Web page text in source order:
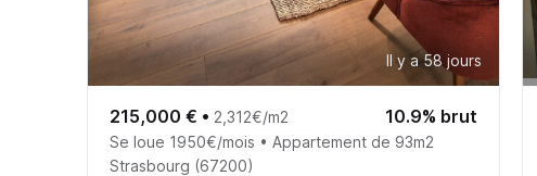
Il y a 58 jours
215,000 € • 2,312€/m2 10.9% brut
Se loue 1950€/mois • Appartement de 93m2
Strasbourg (67200)